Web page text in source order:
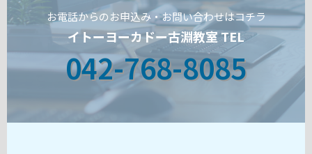
お電話からのお申込み・お問い合わせはコチラ
イトーヨーカドー古淵教室 TEL
042-768-8085